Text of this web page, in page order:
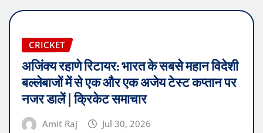
CRICKET
अजिंक्य रहाणे रिटायर: भारत के सबसे महान विदेशी
बल्लेबाजों में से एक और एक अजेय टेस्ट कप्तान पर
नजर डालें | क्रिकेट समाचार
Amit Raj Jul 30, 2026